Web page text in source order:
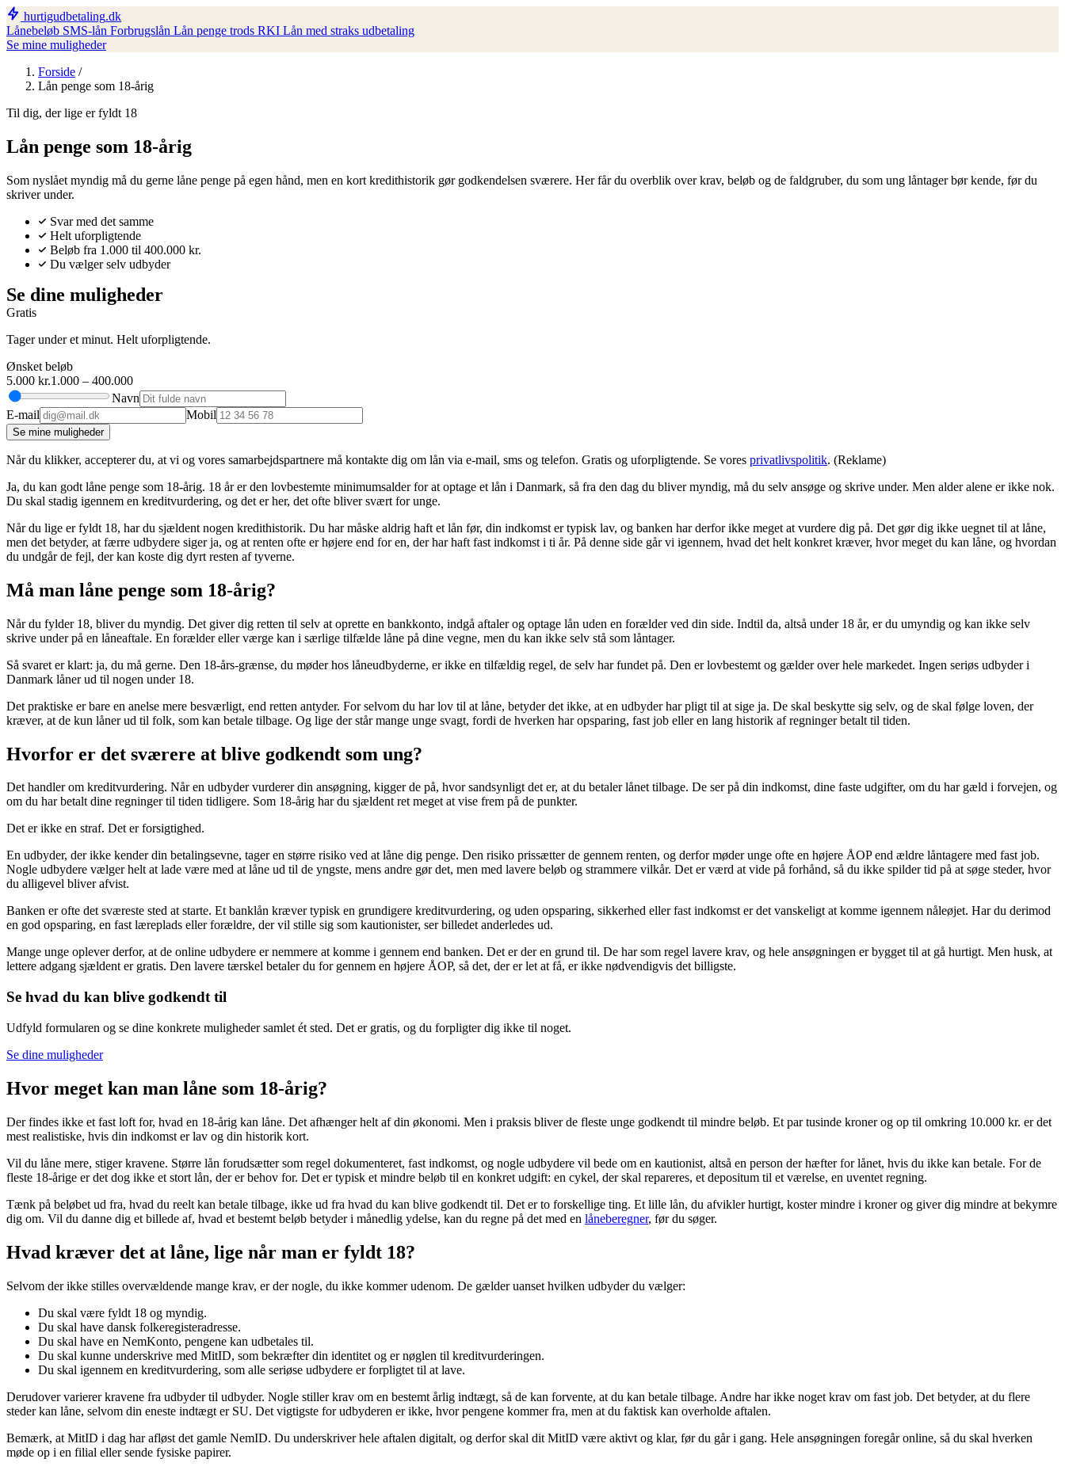
hurtigudbetaling.dk
Lånebeløb SMS-lån Forbrugslån Lån penge trods RKI Lån med straks udbetaling
Se mine muligheder
Forside /
Lån penge som 18-årig
Til dig, der lige er fyldt 18
Lån penge som 18-årig
Som nyslået myndig må du gerne låne penge på egen hånd, men en kort kredithistorik gør godkendelsen sværere. Her får du overblik over krav, beløb og de faldgruber, du som ung låntager bør kende, før du
skriver under.
Svar med det samme
Helt uforpligtende
Beløb fra 1.000 til 400.000 kr.
Du vælger selv udbyder
Se dine muligheder
Gratis
Tager under et minut. Helt uforpligtende.
Ønsket beløb
5.000 kr.1.000 – 400.000
Navn
E-mail
Mobil
Se mine muligheder
Når du klikker, accepterer du, at vi og vores samarbejdspartnere må kontakte dig om lån via e-mail, sms og telefon. Gratis og uforpligtende. Se vores privatlivspolitik. (Reklame)
Ja, du kan godt låne penge som 18-årig. 18 år er den lovbestemte minimumsalder for at optage et lån i Danmark, så fra den dag du bliver myndig, må du selv ansøge og skrive under. Men alder alene er ikke nok.
Du skal stadig igennem en kreditvurdering, og det er her, det ofte bliver svært for unge.
Når du lige er fyldt 18, har du sjældent nogen kredithistorik. Du har måske aldrig haft et lån før, din indkomst er typisk lav, og banken har derfor ikke meget at vurdere dig på. Det gør dig ikke uegnet til at låne,
men det betyder, at færre udbydere siger ja, og at renten ofte er højere end for en, der har haft fast indkomst i ti år. På denne side går vi igennem, hvad det helt konkret kræver, hvor meget du kan låne, og hvordan
du undgår de fejl, der kan koste dig dyrt resten af tyverne.
Må man låne penge som 18-årig?
Når du fylder 18, bliver du myndig. Det giver dig retten til selv at oprette en bankkonto, indgå aftaler og optage lån uden en forælder ved din side. Indtil da, altså under 18 år, er du umyndig og kan ikke selv
skrive under på en låneaftale. En forælder eller værge kan i særlige tilfælde låne på dine vegne, men du kan ikke selv stå som låntager.
Så svaret er klart: ja, du må gerne. Den 18-års-grænse, du møder hos låneudbyderne, er ikke en tilfældig regel, de selv har fundet på. Den er lovbestemt og gælder over hele markedet. Ingen seriøs udbyder i
Danmark låner ud til nogen under 18.
Det praktiske er bare en anelse mere besværligt, end retten antyder. For selvom du har lov til at låne, betyder det ikke, at en udbyder har pligt til at sige ja. De skal beskytte sig selv, og de skal følge loven, der
kræver, at de kun låner ud til folk, som kan betale tilbage. Og lige der står mange unge svagt, fordi de hverken har opsparing, fast job eller en lang historik af regninger betalt til tiden.
Hvorfor er det sværere at blive godkendt som ung?
Det handler om kreditvurdering. Når en udbyder vurderer din ansøgning, kigger de på, hvor sandsynligt det er, at du betaler lånet tilbage. De ser på din indkomst, dine faste udgifter, om du har gæld i forvejen, og
om du har betalt dine regninger til tiden tidligere. Som 18-årig har du sjældent ret meget at vise frem på de punkter.
Det er ikke en straf. Det er forsigtighed.
En udbyder, der ikke kender din betalingsevne, tager en større risiko ved at låne dig penge. Den risiko prissætter de gennem renten, og derfor møder unge ofte en højere ÅOP end ældre låntagere med fast job.
Nogle udbydere vælger helt at lade være med at låne ud til de yngste, mens andre gør det, men med lavere beløb og strammere vilkår. Det er værd at vide på forhånd, så du ikke spilder tid på at søge steder, hvor
du alligevel bliver afvist.
Banken er ofte det sværeste sted at starte. Et banklån kræver typisk en grundigere kreditvurdering, og uden opsparing, sikkerhed eller fast indkomst er det vanskeligt at komme igennem nåleøjet. Har du derimod
en god opsparing, en fast læreplads eller forældre, der vil stille sig som kautionister, ser billedet anderledes ud.
Mange unge oplever derfor, at de online udbydere er nemmere at komme i gennem end banken. Det er der en grund til. De har som regel lavere krav, og hele ansøgningen er bygget til at gå hurtigt. Men husk, at
lettere adgang sjældent er gratis. Den lavere tærskel betaler du for gennem en højere ÅOP, så det, der er let at få, er ikke nødvendigvis det billigste.
Se hvad du kan blive godkendt til
Udfyld formularen og se dine konkrete muligheder samlet ét sted. Det er gratis, og du forpligter dig ikke til noget.
Se dine muligheder
Hvor meget kan man låne som 18-årig?
Der findes ikke et fast loft for, hvad en 18-årig kan låne. Det afhænger helt af din økonomi. Men i praksis bliver de fleste unge godkendt til mindre beløb. Et par tusinde kroner og op til omkring 10.000 kr. er det
mest realistiske, hvis din indkomst er lav og din historik kort.
Vil du låne mere, stiger kravene. Større lån forudsætter som regel dokumenteret, fast indkomst, og nogle udbydere vil bede om en kautionist, altså en person der hæfter for lånet, hvis du ikke kan betale. For de
fleste 18-årige er det dog ikke et stort lån, der er behov for. Det er typisk et mindre beløb til en konkret udgift: en cykel, der skal repareres, et depositum til et værelse, en uventet regning.
Tænk på beløbet ud fra, hvad du reelt kan betale tilbage, ikke ud fra hvad du kan blive godkendt til. Det er to forskellige ting. Et lille lån, du afvikler hurtigt, koster mindre i kroner og giver dig mindre at bekymre
dig om. Vil du danne dig et billede af, hvad et bestemt beløb betyder i månedlig ydelse, kan du regne på det med en låneberegner, før du søger.
Hvad kræver det at låne, lige når man er fyldt 18?
Selvom der ikke stilles overvældende mange krav, er der nogle, du ikke kommer udenom. De gælder uanset hvilken udbyder du vælger:
Du skal være fyldt 18 og myndig.
Du skal have dansk folkeregisteradresse.
Du skal have en NemKonto, pengene kan udbetales til.
Du skal kunne underskrive med MitID, som bekræfter din identitet og er nøglen til kreditvurderingen.
Du skal igennem en kreditvurdering, som alle seriøse udbydere er forpligtet til at lave.
Derudover varierer kravene fra udbyder til udbyder. Nogle stiller krav om en bestemt årlig indtægt, så de kan forvente, at du kan betale tilbage. Andre har ikke noget krav om fast job. Det betyder, at du flere
steder kan låne, selvom din eneste indtægt er SU. Det vigtigste for udbyderen er ikke, hvor pengene kommer fra, men at du faktisk kan overholde aftalen.
Bemærk, at MitID i dag har afløst det gamle NemID. Du underskriver hele aftalen digitalt, og derfor skal dit MitID være aktivt og klar, før du går i gang. Hele ansøgningen foregår online, så du skal hverken
møde op i en filial eller sende fysiske papirer.